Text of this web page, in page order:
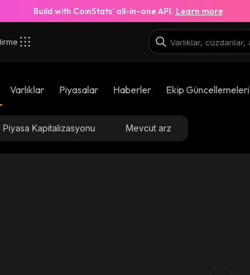
Build with CoinStats’ all-in-one API. Learn more
Varlıklar Piyasalar Haberler Ekip Güncellemeleri
Piyasa Kapitalizasyonu Mevcut arz